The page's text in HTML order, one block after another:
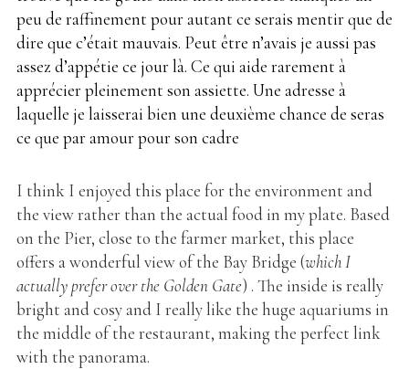
peu de raffinement pour autant ce serais mentir que de
dire que c’était mauvais. Peut être n’avais je aussi pas
assez d’appétie ce jour là. Ce qui aide rarement à
apprécier pleinement son assiette. Une adresse à
laquelle je laisserai bien une deuxième chance de seras
ce que par amour pour son cadre
I think I enjoyed this place for the environment and
the view rather than the actual food in my plate. Based
on the Pier, close to the farmer market, this place
offers a wonderful view of the Bay Bridge (which I
actually prefer over the Golden Gate) . The inside is really
bright and cosy and I really like the huge aquariums in
the middle of the restaurant, making the perfect link
with the panorama.